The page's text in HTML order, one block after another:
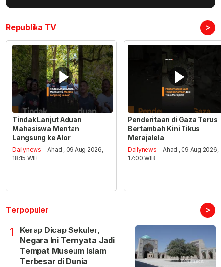
Republika TV >
Tindak Lanjut Aduan
Mahasiswa Mentan
Langsung ke Alor
Dailynews - Ahad , 09 Aug 2026,
18:15 WIB
Penderitaan di Gaza Terus
Bertambah Kini Tikus
Merajalela
Dailynews - Ahad , 09 Aug 2026,
17:00 WIB
Terpopuler >
1
Kerap Dicap Sekuler,
Negara Ini Ternyata Jadi
Tempat Museum Islam
Terbesar di Dunia